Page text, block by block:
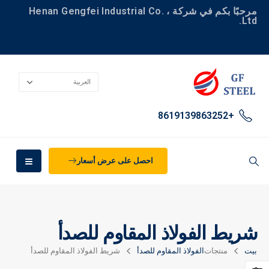
مرحبًا بكم في شركة Henan Gengfei Industrial Co. ،
Ltd.
+8619139863252
احصل على عرض أسعار
شريط الفولاذ المقاوم للصدأ
بيت منتجات الفولاذ المقاوم للصدأ شريط الفولاذ المقاوم للصدأ